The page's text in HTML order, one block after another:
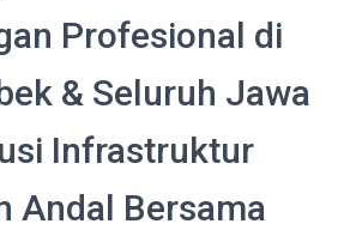
Profesional di
& Seluruh Jawa
Infrastruktur
Andal Bersama